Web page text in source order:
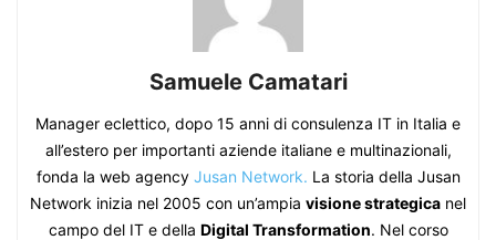
Samuele Camatari
Manager eclettico, dopo 15 anni di consulenza IT in Italia e
all’estero per importanti aziende italiane e multinazionali,
fonda la web agency Jusan Network. La storia della Jusan
Network inizia nel 2005 con un’ampia visione strategica nel
campo del IT e della Digital Transformation. Nel corso